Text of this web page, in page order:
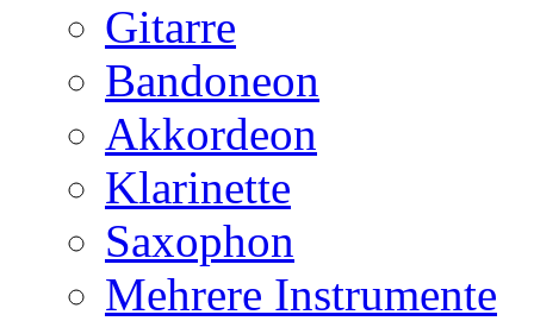
Gitarre
Bandoneon
Akkordeon
Klarinette
Saxophon
Mehrere Instrumente